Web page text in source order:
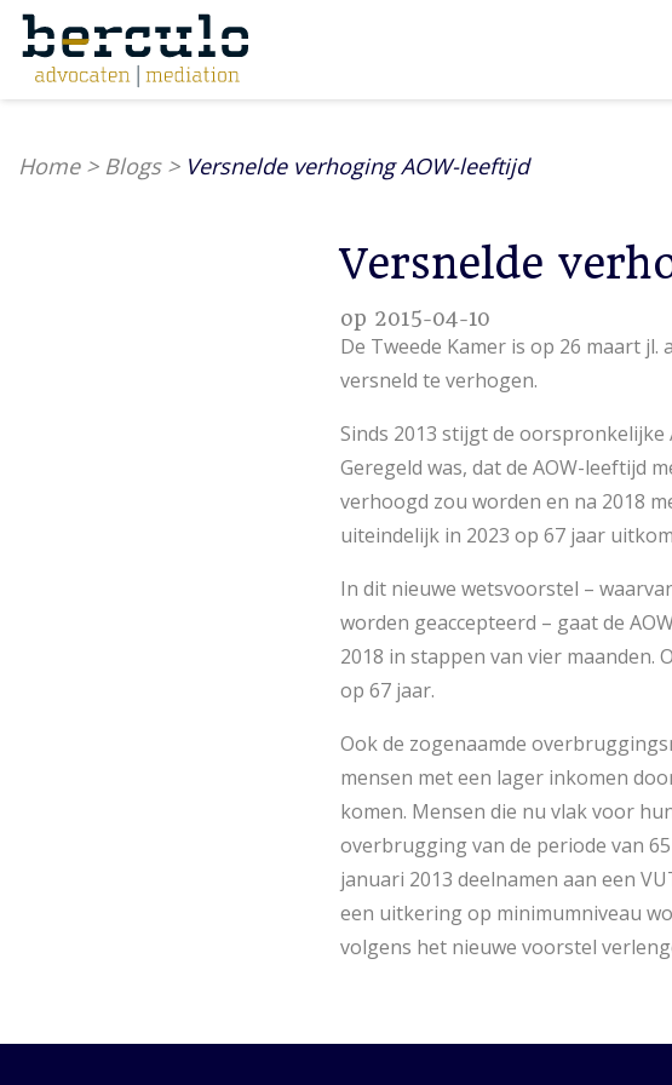
Home> Blogs> Versnelde verhoging AOW-leeftijd
Versnelde
op 2015-04-10
​De Tweede Kamer is op 26 maart
versneld te verhogen.
Sinds 2013 stijgt de oorspronkelijke
Geregeld was, dat de AOW-leeftijd
verhoogd zou worden en na 2018
uiteindelijk in 2023 op 67 jaar
In dit nieuwe wetsvoorstel –
worden geaccepteerd – gaat de
2018 in stappen van vier maanden.
op 67 jaar.
​Ook de zogenaamde
mensen met een lager inkomen
komen. Mensen die nu vlak voor
overbrugging van de periode van
januari 2013 deelnamen aan een
een uitkering op minimumniveau
volgens het nieuwe voorstel